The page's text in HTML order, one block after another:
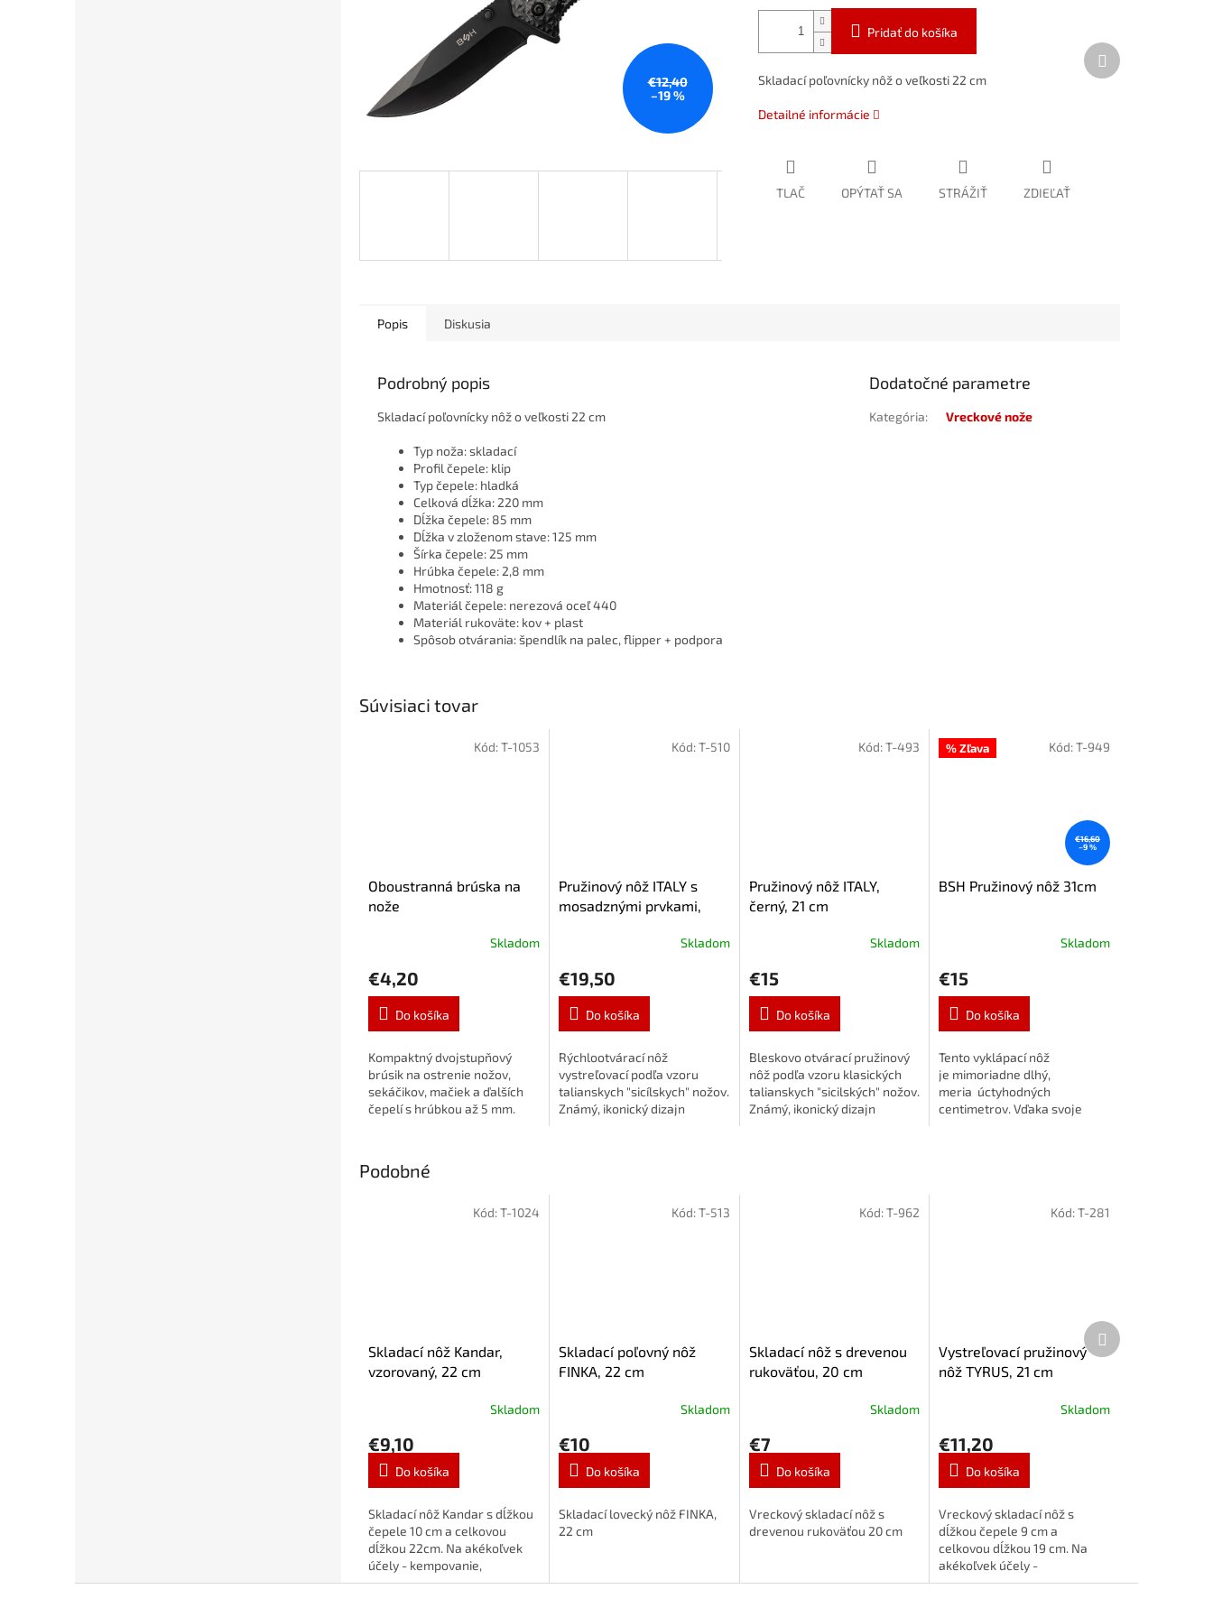
€12,40
–19 %
Pridať do košíka
Skladací poľovnícky nôž o veľkosti 22 cm
Detailné informácie
TLAČ OPÝTAŤ SA STRÁŽIŤ ZDIEĽAŤ
Ďalší
produkt
Popis Diskusia
Podrobný popis
Skladací poľovnícky nôž o veľkosti 22 cm
Typ noža: skladací
Profil čepele: klip
Typ čepele: hladká
Celková dĺžka: 220 mm
Dĺžka čepele: 85 mm
Dĺžka v zloženom stave: 125 mm
Šírka čepele: 25 mm
Hrúbka čepele: 2,8 mm
Hmotnosť: 118 g
Materiál čepele: nerezová oceľ 440
Materiál rukoväte: kov + plast
Spôsob otvárania: špendlík na palec, flipper + podpora
Dodatočné parametre
Kategória: Vreckové nože
Súvisiaci tovar
Oboustranná brúska na
nože
Skladom
€4,20
Do košíka
Kompaktný dvojstupňový
brúsik na ostrenie nožov,
sekáčikov, mačiek a ďalších
čepelí s hrúbkou až 5 mm.
Kód:T-1053
Pružinový nôž ITALY s
mosadznými prvkami,
Skladom
€19,50
Do košíka
Rýchlootvárací nôž
vystreľovací podľa vzoru
talianskych "sicílskych" nožov.
Známý, ikonický dizajn
Kód:T-510
Pružinový nôž ITALY,
černý, 21 cm
Skladom
€15
Do košíka
Bleskovo otvárací pružinový
nôž podľa vzoru klasických
talianskych "sicilských" nožov.
Známý, ikonický dizajn
Kód:T-493 % Zľava
€16,60
–9 %
BSH Pružinový nôž 31cm
Skladom
€15
Do košíka
Tento vyklápací nôž
je mimoriadne dlhý,
meria úctyhodných
centimetrov. Vďaka svoje
Kód:T-949
Podobné
Skladací nôž Kandar,
vzorovaný, 22 cm
Skladom
€9,10
Do košíka
Skladací nôž Kandar s dĺžkou
čepele 10 cm a celkovou
dĺžkou 22cm. Na akékoľvek
účely - kempovanie,
rybárčenie alebo len tak pre
Kód:T-1024
Skladací poľovný nôž
FINKA, 22 cm
Skladom
€10
Do košíka
Skladací lovecký nôž FINKA,
22 cm
Kód:T-513
Skladací nôž s drevenou
rukoväťou, 20 cm
Skladom
€7
Do košíka
Vreckový skladací nôž s
drevenou rukoväťou 20 cm
Kód:T-962
Vystreľovací pružinový
nôž TYRUS, 21 cm
Skladom
€11,20
Do košíka
Vreckový skladací nôž s
dĺžkou čepele 9 cm a
celkovou dĺžkou 19 cm. Na
akékoľvek účely -
kempovanie, rybárčenie
Kód:T-281
Ďalší
produkt